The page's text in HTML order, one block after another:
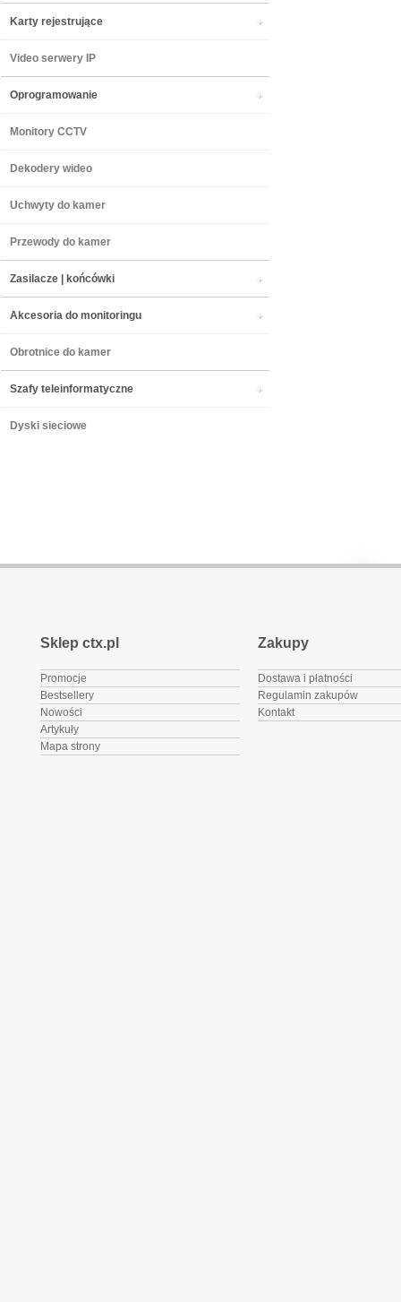
Karty rejestrujące
Video serwery IP
Oprogramowanie
Monitory CCTV
Dekodery wideo
Uchwyty do kamer
Przewody do kamer
Zasilacze | końcówki
Akcesoria do monitoringu
Obrotnice do kamer
Szafy teleinformatyczne
Dyski sieciowe
Sklep ctx.pl
Promocje
Bestsellery
Nowości
Artykuły
Mapa strony
Zakupy
Dostawa i płatności
Regulamin zakupów
Kontakt